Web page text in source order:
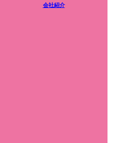
会社紹介